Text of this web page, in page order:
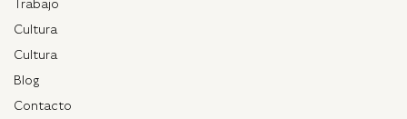
Trabajo
Cultura
Cultura
Blog
Contacto